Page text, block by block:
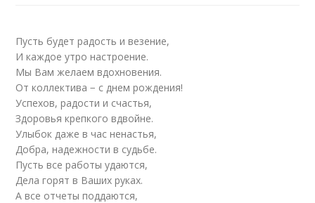
Пусть будет радость и везение,
И каждое утро настроение.
Мы Вам желаем вдохновения.
От коллектива − с днем рождения!
Успехов, радости и счастья,
Здоровья крепкого вдвойне.
Улыбок даже в час ненастья,
Добра, надежности в судьбе.
Пусть все работы удаются,
Дела горят в Ваших руках.
А все отчеты поддаются,